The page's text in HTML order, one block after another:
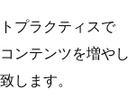
プラクティスで
ンテンツを増やし
します。